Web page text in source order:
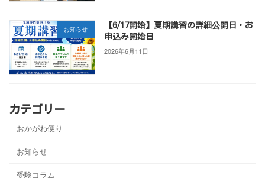
お知らせ
【6/17開始】夏期講習の詳細公開日・お
申込み開始日
2026年6月11日
カテゴリー
おかがわ便り
お知らせ
受験コラム